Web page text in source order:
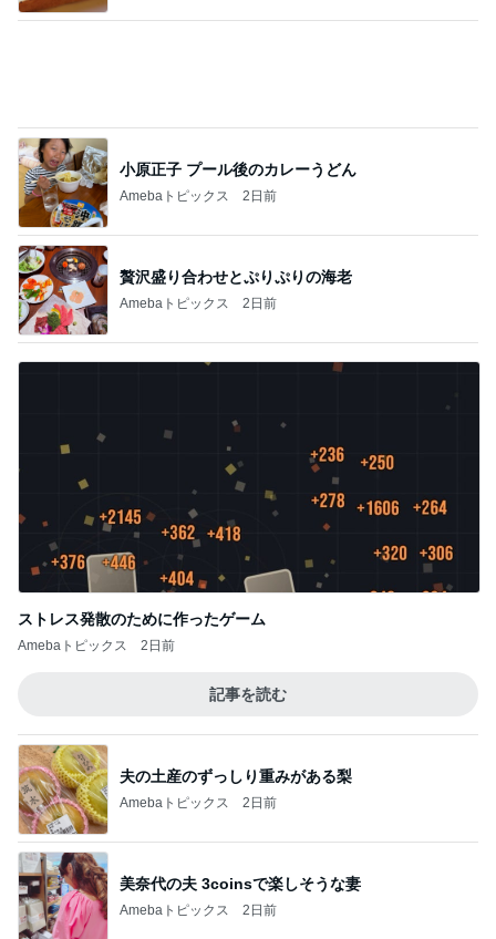
小原正子 プール後のカレーうどん
Amebaトピックス 2日前
贅沢盛り合わせとぷりぷりの海老
Amebaトピックス 2日前
ストレス発散のために作ったゲーム
Amebaトピックス 2日前
記事を読む
夫の土産のずっしり重みがある梨
Amebaトピックス 2日前
美奈代の夫 3coinsで楽しそうな妻
Amebaトピックス 2日前